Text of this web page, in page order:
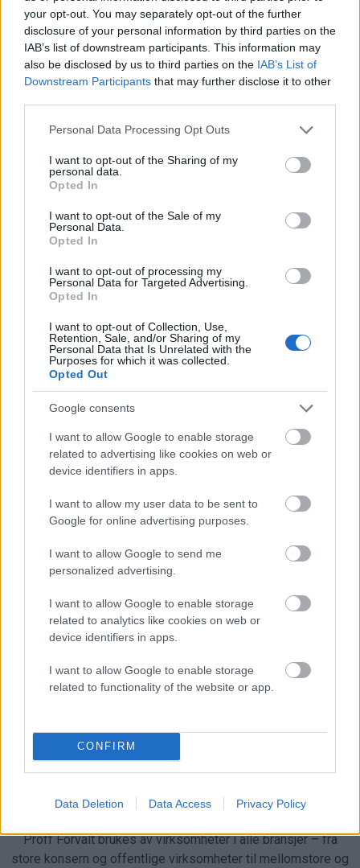
your opt-out. You may separately opt-out of the further
disclosure of your personal information by third parties on the
IAB’s list of downstream participants. This information may
also be disclosed by us to third parties on the IAB’s List of
Downstream Participants that may further disclose it to other
Please note that this website/app uses one or more Google
not limited to your visit or usage behaviour. You may click to
grant or deny consent to Google and its third-party tags to
use your data for below specified purposes in below Google
consent section.
Personal Data Processing Opt Outs
I want to opt-out of the Sharing of my
personal data.
Opted In
I want to opt-out of the Sale of my
Personal Data.
Opted In
I want to opt-out of processing my
Personal Data for Targeted Advertising.
Opted In
I want to opt-out of Collection, Use,
Retention, Sale, and/or Sharing of my
Personal Data that Is Unrelated with the
Purposes for which it was collected.
Opted Out
Google consents
I want to allow Google to enable storage
related to advertising like cookies on web or
device identifiers in apps.
I want to allow my user data to be sent to
Google for online advertising purposes.
I want to allow Google to send me
personalized advertising.
I want to allow Google to enable storage
related to analytics like cookies on web or
device identifiers in apps.
I want to allow Google to enable storage
related to functionality of the website or app.
CONFIRM
Data Deletion Data Access Privacy Policy
Analyse av konkurrenter og markeder
Innsyn i saker fra domstolene
Kjøp nå
Proff Forvalt brukes av virksomheter i alle bransjer – fra
store konsern og offentlige virksomheter til mellomstore og